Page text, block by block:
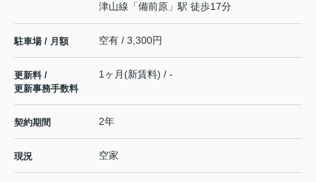
津山線 「備前原 」駅 徒歩17分
駐車場 / 月額 空有 / 3,300円
更新料 /
更新事務手数料
1ヶ月(新賃料) / -
契約期間 2年
現況 空家